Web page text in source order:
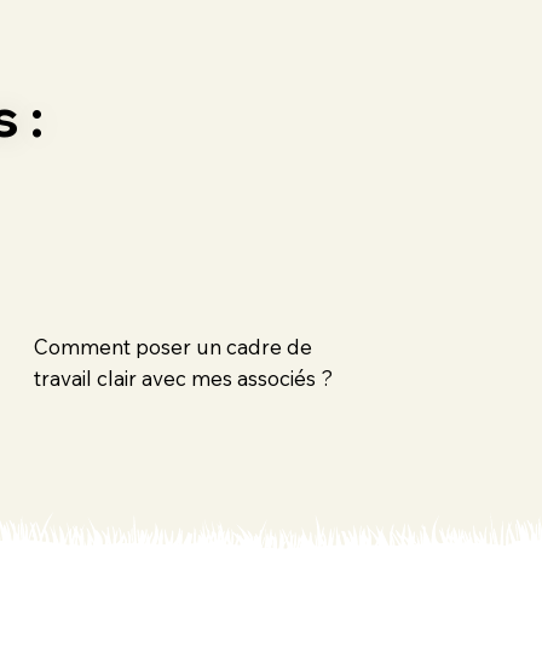
:
Comment poser un cadre de
travail clair avec mes associés ?